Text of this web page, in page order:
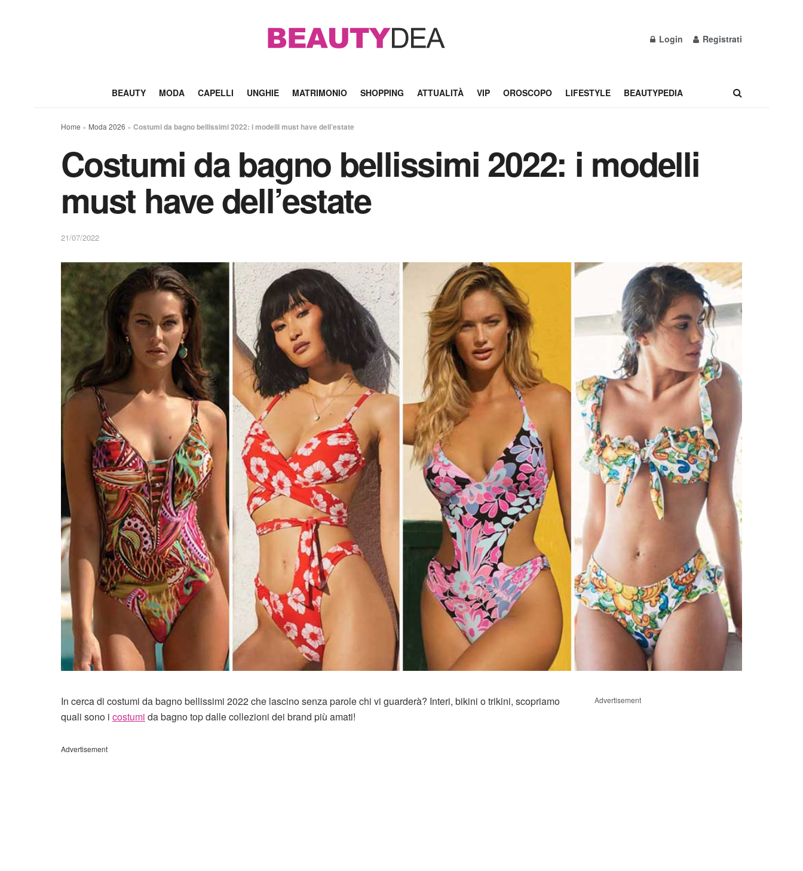
Login Registrati
BEAUTY MODA CAPELLI UNGHIE MATRIMONIO SHOPPING ATTUALITÀ VIP OROSCOPO LIFESTYLE BEAUTYPEDIA
Home » Moda 2026 » Costumi da bagno bellissimi 2022: i modelli must have dell’estate
Costumi da bagno bellissimi 2022: i modelli
must have dell’estate
21/07/2022
In cerca di costumi da bagno bellissimi 2022 che lascino senza parole chi vi guarderà? Interi, bikini o trikini, scopriamo
quali sono i costumi da bagno top dalle collezioni dei brand più amati!
Advertisement
Advertisement